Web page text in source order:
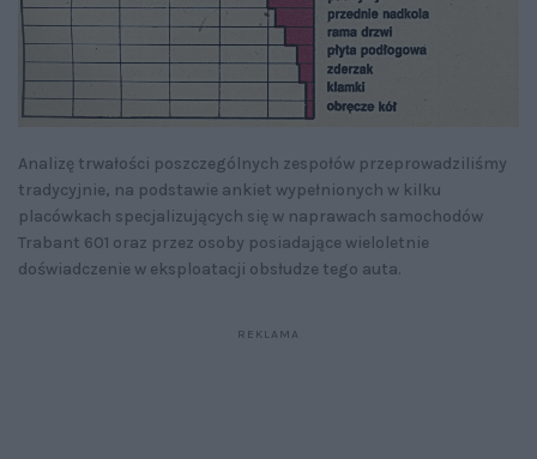
Analizę trwałości poszczególnych zespołów przeprowadziliśmy
tradycyjnie, na podstawie ankiet wypełnionych w kilku
placówkach specjalizujących się w naprawach samochodów
Trabant 601 oraz przez osoby posiadające wieloletnie
doświadczenie w eksploatacji obsłudze tego auta.